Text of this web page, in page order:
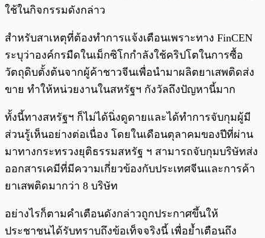
ใช้ในกิจกรรมดังกล่าว
สำหรับสาเหตุที่ต้องทำการแจ้งเตือนเพราะทาง FinCEN
ระบุว่าองค์กรมืดในเม็กซิโกกำลังใช้คริปโตในการซื้อ
วัตถุดิบตั้งต้นจากผู้ค้าชาวจีนเพื่อนำมาผลิตยาเสพติดส่ง
ขาย ทำให้หน่วยงานในสหรัฐฯ กังวัลถึงปัญหานี้มาก
ทั้งนี้ทางสหรัฐฯ ก็ไม่ได้นิ่งดูดายและได้ทำการจับกุมผู้มี
ส่วนรู้เห็นอย่างต่อเนื่อง โดยในเดือนตุลาคมของปีที่ผ่าน
มาทางกระทรวงยุติธรรมสหรัฐ ฯ สามารถจับกุมบริษัทส่ง
ออกสารเคมีที่มีความเกี่ยวข้องกับประเทศจีนและการค้า
ยาเสพติดมากว่า 8 บริษัท
อย่างไรก็ตามคำเตือนดังกล่าวถูกประกาศขึ้นให้
ประชาชนได้รับทราบถึงข้อเท็จจริงนี้ เพื่อย้ำเตือนถึง